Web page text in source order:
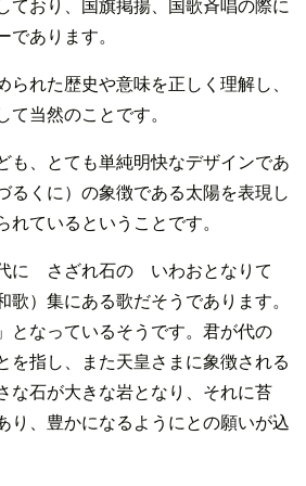
ており、国旗掲揚、国歌斉唱の際に
あります。
れた歴史や意味を正しく理解し、
当然のことです。
も、とても単純明快なデザインであ
るくに）の象徴である太陽を表現し
ているということです。
に さざれ石の いわおとなりて
）集にある歌だそうであります。
となっているそうです。君が代の
を指し、また天皇さまに象徴される
な石が大きな岩となり、それに苔
り、豊かになるようにとの願いが込